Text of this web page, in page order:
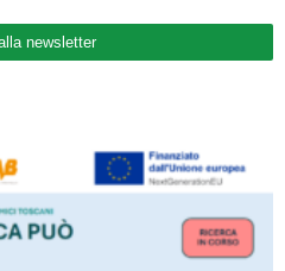
newsletter